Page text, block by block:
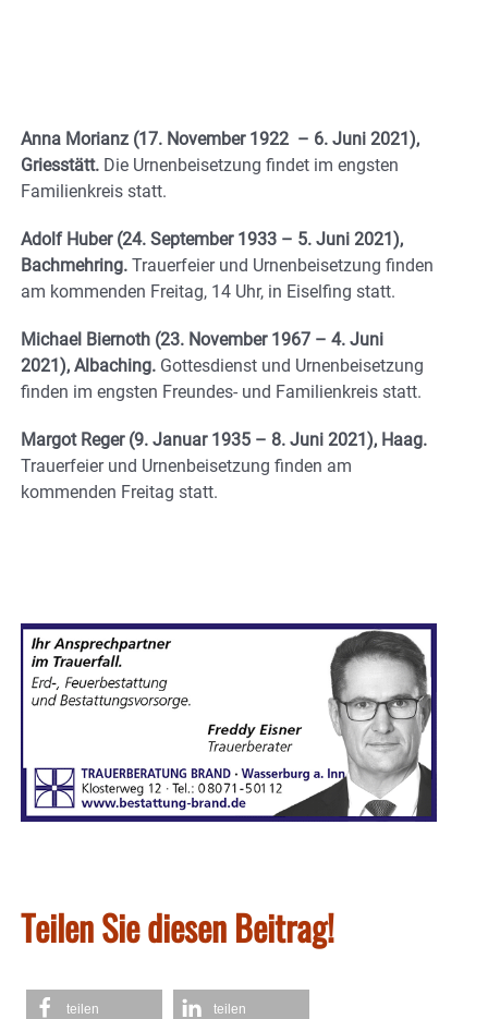
Anna Morianz (17. November 1922 – 6. Juni 2021),
Griesstätt. Die Urnenbeisetzung findet im engsten
Familienkreis statt.
Adolf Huber (24. September 1933 – 5. Juni 2021),
Bachmehring. Trauerfeier und Urnenbeisetzung finden
am kommenden Freitag, 14 Uhr, in Eiselfing statt.
Michael Biernoth (23. November 1967 – 4. Juni
2021), Albaching. Gottesdienst und Urnenbeisetzung
finden im engsten Freundes- und Familienkreis statt.
Margot Reger (9. Januar 1935 – 8. Juni 2021), Haag.
Trauerfeier und Urnenbeisetzung finden am
kommenden Freitag statt.
Teilen Sie diesen Beitrag!
teilen teilen